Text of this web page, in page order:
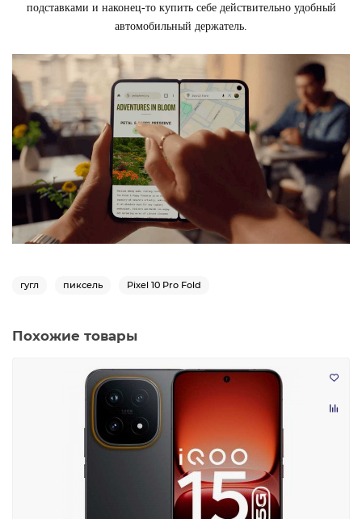
подставками и наконец-то купить себе действительно удобный
автомобильный держатель.
гугл пиксель Pixel 10 Pro Fold
Похожие товары